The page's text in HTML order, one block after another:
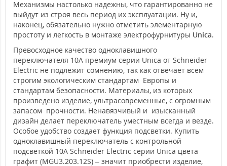
Механизмы настолько надежны, что гарантированно не
выйдут из строя весь период их эксплуатации. Ну и,
наконец, обязательно нужно отметить элементарную
простоту и легкость в монтаже электрофурнитуры Unica.
Превосходное качество одноклавишного
переключателя 10А премиум серии Unica от Schneider
Electric не подлежит сомнению, так как отвечает всем
строгим экологическим стандартам Европы и
стандартам безопасности. Материалы, из которых
произведено изделие, ультрасовременные, с огромным
запасом прочности. Ненавязчивый и изысканный
дизайн делает переключатель уместным всегда и везде.
Особое удобство создает функция подсветки. Купить
одноклавишный переключатель с контрольной
подсветкой 10А Schneider Electric серии Unica цвета
графит (MGU3.203.12S) – значит приобрести изделие,